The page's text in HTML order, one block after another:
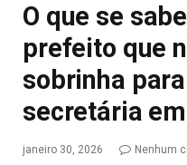
O que se
prefeito que
sobrinha
secretária
janeiro 30, 2026 Nenhum